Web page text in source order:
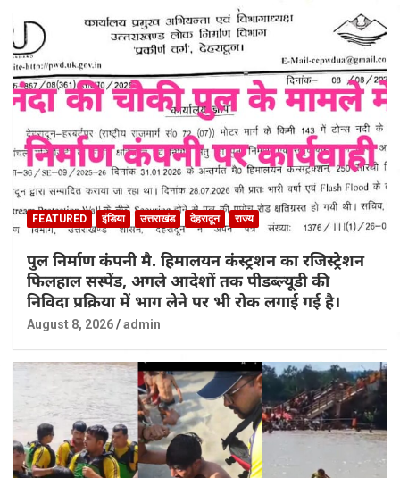
FEATURED इंडिया उत्तराखंड देहरादून राज्य
पुल निर्माण कंपनी मै. हिमालयन कंस्ट्रशन का रजिस्ट्रेशन
फिलहाल सस्पेंड, अगले आदेशों तक पीडब्ल्यूडी की
निविदा प्रक्रिया में भाग लेने पर भी रोक लगाई गई है।
August 8, 2026 admin